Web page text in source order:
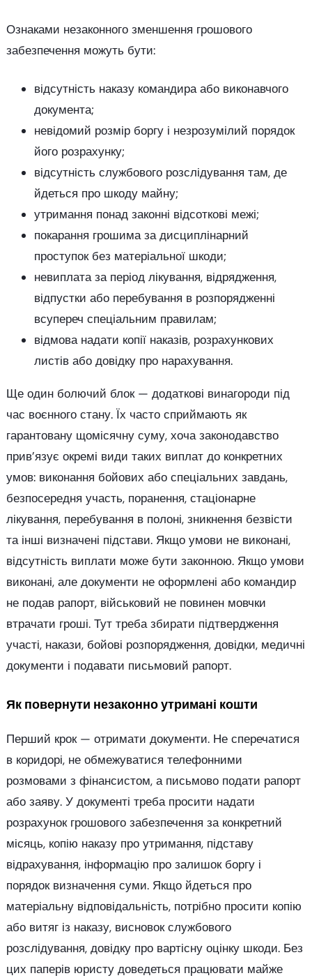
Ознаками незаконного зменшення грошового
забезпечення можуть бути:
відсутність наказу командира або виконавчого
документа;
невідомий розмір боргу і незрозумілий порядок
його розрахунку;
відсутність службового розслідування там, де
йдеться про шкоду майну;
утримання понад законні відсоткові межі;
покарання грошима за дисциплінарний
проступок без матеріальної шкоди;
невиплата за період лікування, відрядження,
відпустки або перебування в розпорядженні
всупереч спеціальним правилам;
відмова надати копії наказів, розрахункових
листів або довідку про нарахування.
Ще один болючий блок — додаткові винагороди під
час воєнного стану. Їх часто сприймають як
гарантовану щомісячну суму, хоча законодавство
прив’язує окремі види таких виплат до конкретних
умов: виконання бойових або спеціальних завдань,
безпосередня участь, поранення, стаціонарне
лікування, перебування в полоні, зникнення безвісти
та інші визначені підстави. Якщо умови не виконані,
відсутність виплати може бути законною. Якщо умови
виконані, але документи не оформлені або командир
не подав рапорт, військовий не повинен мовчки
втрачати гроші. Тут треба збирати підтвердження
участі, накази, бойові розпорядження, довідки, медичні
документи і подавати письмовий рапорт.
Як повернути незаконно утримані кошти
Перший крок — отримати документи. Не сперечатися
в коридорі, не обмежуватися телефонними
розмовами з фінансистом, а письмово подати рапорт
або заяву. У документі треба просити надати
розрахунок грошового забезпечення за конкретний
місяць, копію наказу про утримання, підставу
відрахування, інформацію про залишок боргу і
порядок визначення суми. Якщо йдеться про
матеріальну відповідальність, потрібно просити копію
або витяг із наказу, висновок службового
розслідування, довідку про вартісну оцінку шкоди. Без
цих паперів юристу доведеться працювати майже